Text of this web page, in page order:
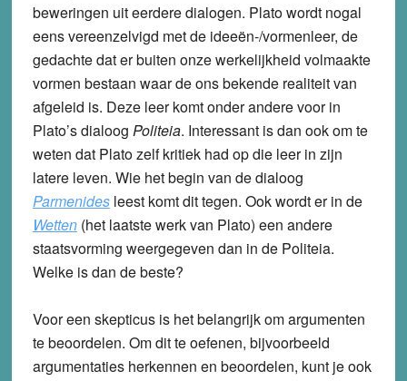
beweringen uit eerdere dialogen. Plato wordt nogal
eens vereenzelvigd met de ideeën-/vormenleer, de
gedachte dat er buiten onze werkelijkheid volmaakte
vormen bestaan waar de ons bekende realiteit van
afgeleid is. Deze leer komt onder andere voor in
Plato’s dialoog Politeia. Interessant is dan ook om te
weten dat Plato zelf kritiek had op die leer in zijn
latere leven. Wie het begin van de dialoog
Parmenides leest komt dit tegen. Ook wordt er in de
Wetten (het laatste werk van Plato) een andere
staatsvorming weergegeven dan in de Politeia.
Welke is dan de beste?
Voor een skepticus is het belangrijk om argumenten
te beoordelen. Om dit te oefenen, bijvoorbeeld
argumentaties herkennen en beoordelen, kunt je ook